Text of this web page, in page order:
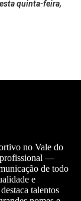
quinta-feira,
no Vale do
profissional —
de todo
e
talentos